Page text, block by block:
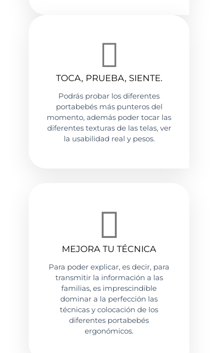
TOCA, PRUEBA, SIENTE.
Podrás probar los diferentes
portabebés más punteros del
momento, además poder tocar las
diferentes texturas de las telas, ver
la usabilidad real y pesos.
MEJORA TU TÉCNICA
Para poder explicar, es decir, para
transmitir la información a las
familias, es imprescindible
dominar a la perfección las
técnicas y colocación de los
diferentes portabebés
ergonómicos.